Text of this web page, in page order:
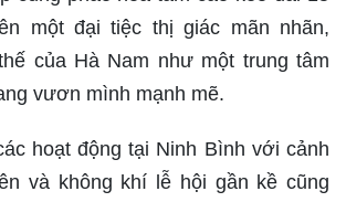
một đại tiệc thị giác mãn nhãn,
của Hà Nam như một trung tâm
vươn mình mạnh mẽ.
hoạt động tại Ninh Bình với cảnh
và không khí lễ hội gần kề cũng